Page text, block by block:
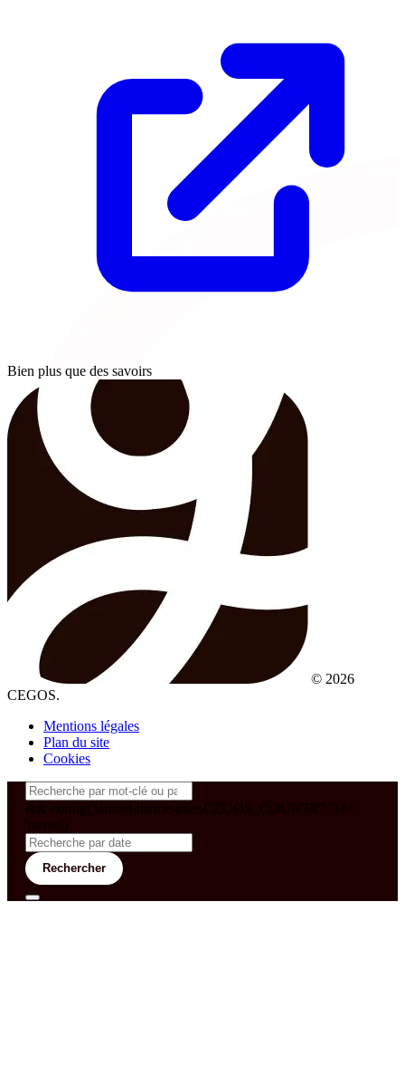
Bien plus que des savoirs
© 2026
CEGOS.
Mentions légales
Plan du site
Cookies
&& config('laravel-theme-inter.CEGOS_COUNTRY') !=
'neves')
Rechercher